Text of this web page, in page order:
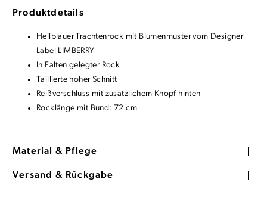
Produktdetails
Hellblauer Trachtenrock mit Blumenmuster vom Designer
Label LIMBERRY
In Falten gelegter Rock
Taillierte hoher Schnitt
Reißverschluss mit zusätzlichem Knopf hinten
Rocklänge mit Bund: 72 cm
Material & Pflege
Versand & Rückgabe